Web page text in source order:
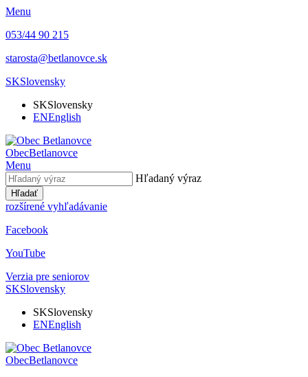
Menu
053/44 90 215
starosta@betlanovce.sk
SKSlovensky
SKSlovensky
ENEnglish
ObecBetlanovce
Menu
Hľadaný výraz
Hľadať
rozšírené vyhľadávanie
Facebook
YouTube
Verzia pre seniorov
SKSlovensky
SKSlovensky
ENEnglish
ObecBetlanovce